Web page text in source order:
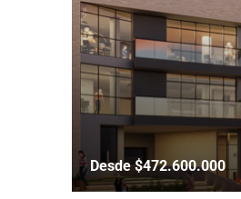
Desde $472.600.000